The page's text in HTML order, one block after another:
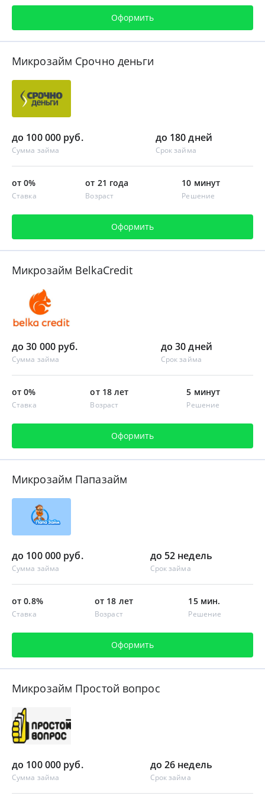
Оформить
Микрозайм Срочно деньги
до 100 000 руб.
Сумма займа
до 180 дней
Срок займа
от 0%
Ставка
от 21 года
Возраст
10 минут
Решение
Оформить
Микрозайм BelkaCredit
до 30 000 руб.
Сумма займа
до 30 дней
Срок займа
от 0%
Ставка
от 18 лет
Возраст
5 минут
Решение
Оформить
Микрозайм Папазайм
до 100 000 руб.
Сумма займа
до 52 недель
Срок займа
от 0.8%
Ставка
от 18 лет
Возраст
15 мин.
Решение
Оформить
Микрозайм Простой вопрос
до 100 000 руб.
Сумма займа
до 26 недель
Срок займа